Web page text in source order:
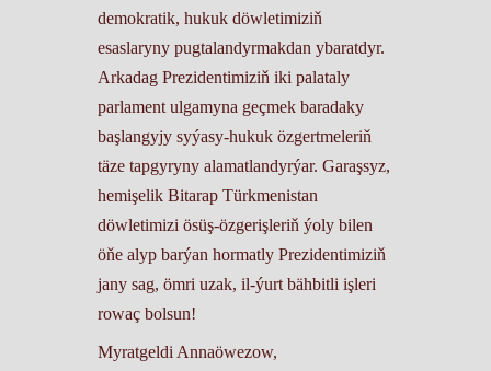
demokratik, hukuk döwletimiziň
esaslaryny pugtalandyrmakdan ybaratdyr.
Arkadag Prezidentimiziň iki palataly
parlament ulgamyna geçmek baradaky
başlangyjy syýasy-hukuk özgertmeleriň
täze tapgyryny alamatlandyrýar. Garaşsyz,
hemişelik Bitarap Türkmenistan
döwletimizi ösüş-özgerişleriň ýoly bilen
öňe alyp barýan hormatly Prezidentimiziň
jany sag, ömri uzak, il-ýurt bähbitli işleri
rowaç bolsun!
Myratgeldi Annaöwezow,